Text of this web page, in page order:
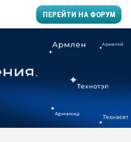
ПЕРЕЙТИ НА ФОРУМ
заводу пластмасс"